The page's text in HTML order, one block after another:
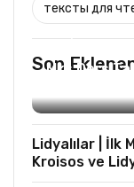
тексты для
Son
Mks Ders
Lidyalılar | İlk
Kroisos ve